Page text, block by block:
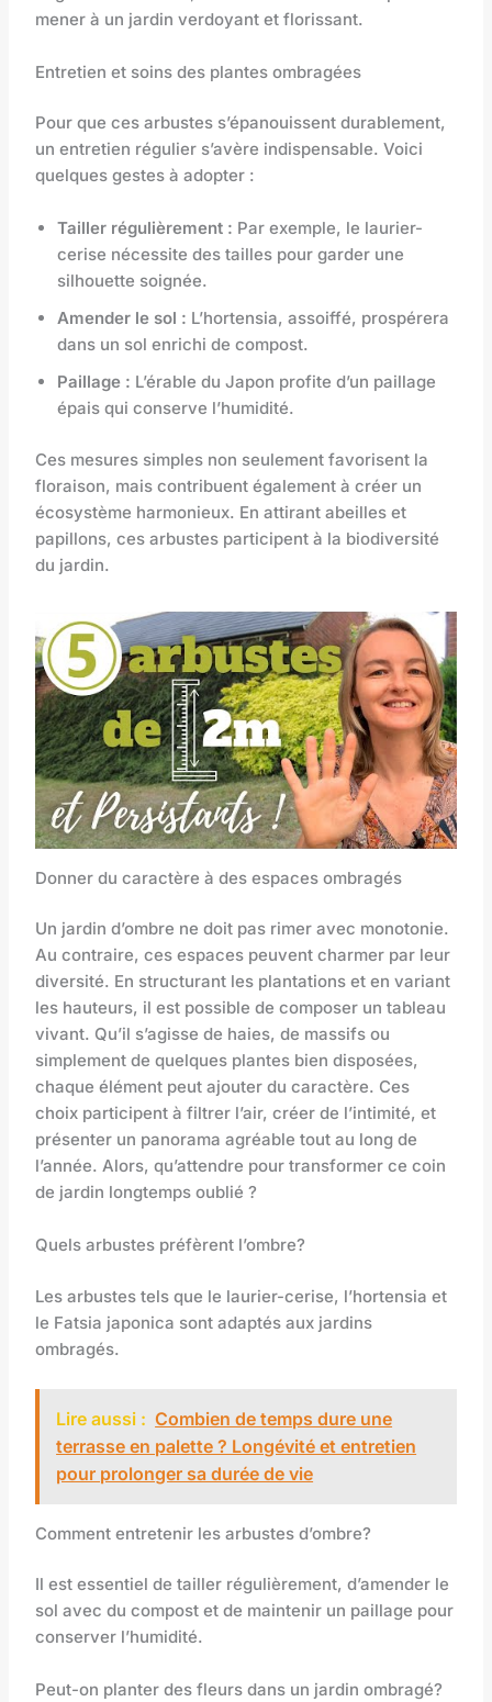
mener à un jardin verdoyant et florissant.
Entretien et soins des plantes ombragées
Pour que ces arbustes s’épanouissent durablement,
un entretien régulier s’avère indispensable. Voici
quelques gestes à adopter :
Tailler régulièrement : Par exemple, le laurier-
cerise nécessite des tailles pour garder une
silhouette soignée.
Amender le sol : L’hortensia, assoiffé, prospérera
dans un sol enrichi de compost.
Paillage : L’érable du Japon profite d’un paillage
épais qui conserve l’humidité.
Ces mesures simples non seulement favorisent la
floraison, mais contribuent également à créer un
écosystème harmonieux. En attirant abeilles et
papillons, ces arbustes participent à la biodiversité
du jardin.
Donner du caractère à des espaces ombragés
Un jardin d’ombre ne doit pas rimer avec monotonie.
Au contraire, ces espaces peuvent charmer par leur
diversité. En structurant les plantations et en variant
les hauteurs, il est possible de composer un tableau
vivant. Qu’il s’agisse de haies, de massifs ou
simplement de quelques plantes bien disposées,
chaque élément peut ajouter du caractère. Ces
choix participent à filtrer l’air, créer de l’intimité, et
présenter un panorama agréable tout au long de
l’année. Alors, qu’attendre pour transformer ce coin
de jardin longtemps oublié ?
Quels arbustes préfèrent l’ombre?
Les arbustes tels que le laurier-cerise, l’hortensia et
le Fatsia japonica sont adaptés aux jardins
ombragés.
Lire aussi : Combien de temps dure une
terrasse en palette ? Longévité et entretien
pour prolonger sa durée de vie
Comment entretenir les arbustes d’ombre?
Il est essentiel de tailler régulièrement, d’amender le
sol avec du compost et de maintenir un paillage pour
conserver l’humidité.
Peut-on planter des fleurs dans un jardin ombragé?